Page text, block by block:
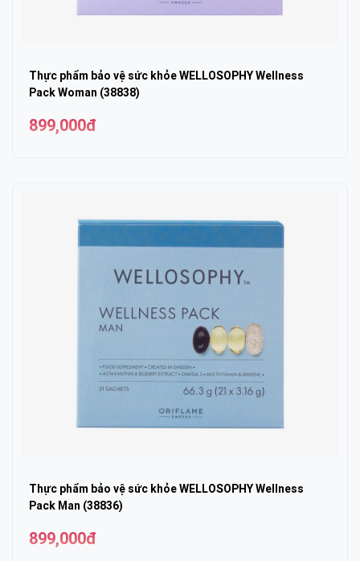
Thực phẩm bảo vệ sức khỏe WELLOSOPHY Wellness
Pack Woman (38838)
899,000đ
Thực phẩm bảo vệ sức khỏe WELLOSOPHY Wellness
Pack Man (38836)
899,000đ